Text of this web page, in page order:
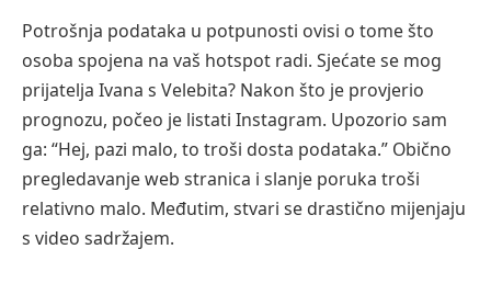
Potrošnja podataka u potpunosti ovisi o tome što
osoba spojena na vaš hotspot radi. Sjećate se mog
prijatelja Ivana s Velebita? Nakon što je provjerio
prognozu, počeo je listati Instagram. Upozorio sam
ga: “Hej, pazi malo, to troši dosta podataka.” Obično
pregledavanje web stranica i slanje poruka troši
relativno malo. Međutim, stvari se drastično mijenjaju
s video sadržajem.